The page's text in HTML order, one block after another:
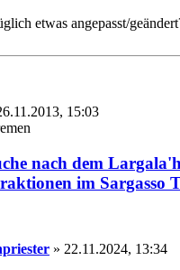
etwas angepasst/
15:03
nach dem
im Sargasso
» 22.11.2024, 13:34